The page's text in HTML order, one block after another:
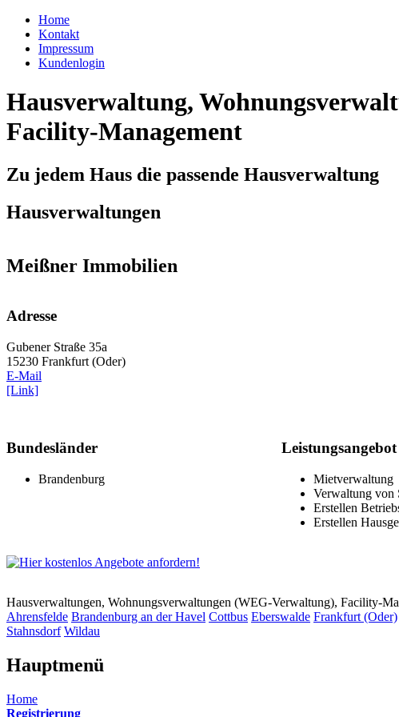
Home
Kontakt
Impressum
Kundenlogin
Hausverwaltung,
Facility-Management
Zu jedem Haus die passende Hausverwaltung
Hausverwaltungen
Meißner Immobilien
Adresse
Gubener Straße 35a
15230 Frankfurt (Oder)
E-Mail
[Link]
Bundesländer
Brandenburg
Leistungsangebot
Mietverwaltung
Verwaltung von
Erstellen
Erstellen
Hausverwaltungen, Wohnungsverwaltungen (WEG-Verwaltung), Facility-
Ahrensfelde Brandenburg an der Havel Cottbus Eberswalde Frankfurt (Oder)
Stahnsdorf Wildau
Hauptmenü
Home
Registrierung